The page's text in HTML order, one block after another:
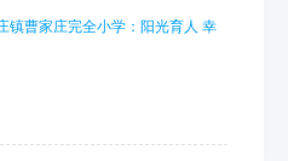
镇曹家庄完全小学：阳光育人 幸